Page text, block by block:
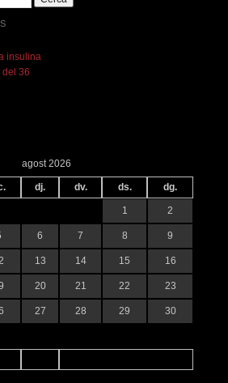
insulina
del 36
agost 2026
dj. dv. ds. dg.
1 2
6 7 8 9
13 14 15 16
20 21 22 23
27 28 29 30